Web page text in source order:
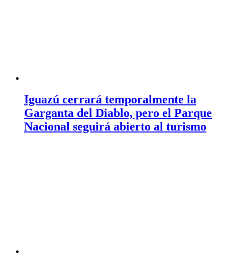
Iguazú cerrará temporalmente la
Garganta del Diablo, pero el Parque
Nacional seguirá abierto al turismo